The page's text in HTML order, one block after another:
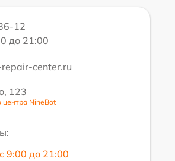
12
до 21:00
center.ru
123
центра NineBot
9:00 до 21:00